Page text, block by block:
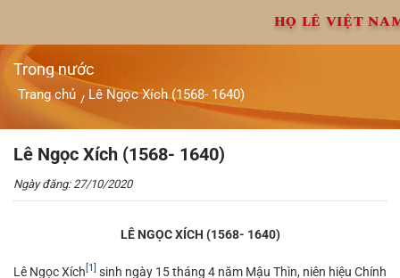
nội
dung
HỌ LÊ VIỆT
Trong nước
Trang chủ / Lê Ngọc Xích (1568- 1640)
Lê Ngọc Xích (1568- 1640)
Ngày đăng: 27/10/2020
LÊ NGỌC XÍCH (1568- 1640)
Lê Ngọc Xích[1] sinh ngày 15 tháng 4 năm Mậu Thìn, niên hiệu Chính